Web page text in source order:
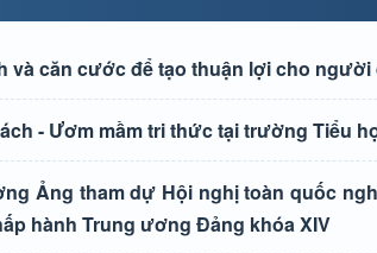
và căn cước để tạo thuận lợi cho người
- Ươm mầm tri thức tại trường Tiểu
Ảng tham dự Hội nghị toàn quốc
hành Trung ương Đảng khóa XIV